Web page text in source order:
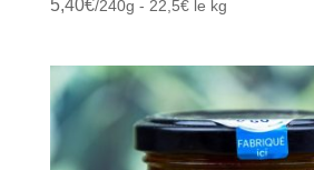
5,40€/240g - 22,5€ le kg